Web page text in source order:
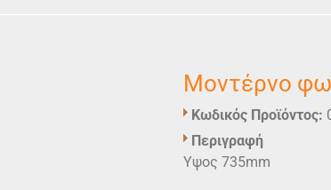
Μοντέρνο
Κωδικός Προϊόντος:
Περιγραφή
Υψος 735mm